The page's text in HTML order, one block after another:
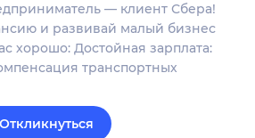
— клиент Сбера!
и развивай малый бизнес
хорошо: Достойная зарплата:
транспортных
Откликнуться